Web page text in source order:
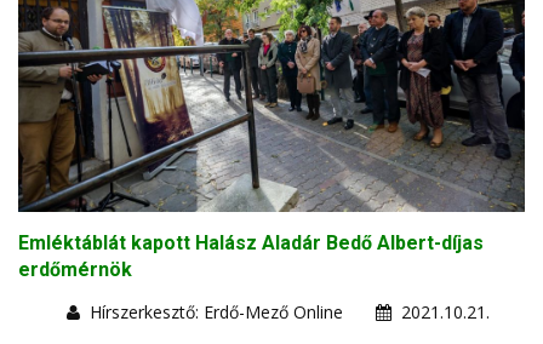
Emléktáblát kapott Halász Aladár Bedő Albert-díjas
erdőmérnök
Hírszerkesztő: Erdő-Mező Online
2021.10.21.